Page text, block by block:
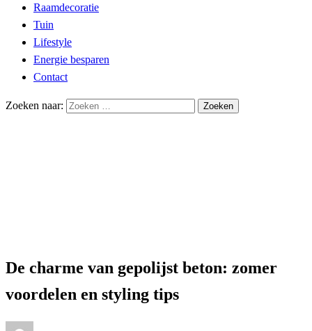
Raamdecoratie
Tuin
Lifestyle
Energie besparen
Contact
Zoeken naar:
De charme van gepolijst beton: zomer
voordelen en styling tips